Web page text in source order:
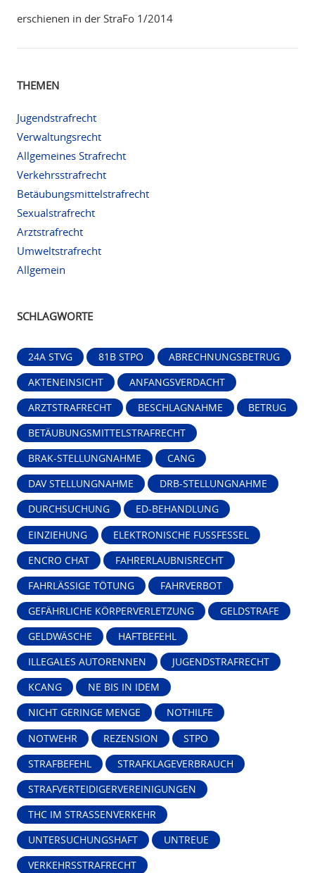
erschienen in der StraFo 1/2014
THEMEN
Jugendstrafrecht
Verwaltungsrecht
Allgemeines Strafrecht
Verkehrsstrafrecht
Betäubungsmittelstrafrecht
Sexualstrafrecht
Arztstrafrecht
Umweltstrafrecht
Allgemein
SCHLAGWORTE
24A STVG 81B STPO ABRECHNUNGSBETRUG
AKTENEINSICHT ANFANGSVERDACHT
ARZTSTRAFRECHT BESCHLAGNAHME BETRUG
BETÄUBUNGSMITTELSTRAFRECHT
BRAK-STELLUNGNAHME CANG
DAV STELLUNGNAHME DRB-STELLUNGNAHME
DURCHSUCHUNG ED-BEHANDLUNG
EINZIEHUNG ELEKTRONISCHE FUSSFESSEL
ENCRO CHAT FAHRERLAUBNISRECHT
FAHRLÄSSIGE TÖTUNG FAHRVERBOT
GEFÄHRLICHE KÖRPERVERLETZUNG GELDSTRAFE
GELDWÄSCHE HAFTBEFEHL
ILLEGALES AUTORENNEN JUGENDSTRAFRECHT
KCANG NE BIS IN IDEM
NICHT GERINGE MENGE NOTHILFE
NOTWEHR REZENSION STPO
STRAFBEFEHL STRAFKLAGEVERBRAUCH
STRAFVERTEIDIGERVEREINIGUNGEN
THC IM STRASSENVERKEHR
UNTERSUCHUNGSHAFT UNTREUE
VERKEHRSSTRAFRECHT